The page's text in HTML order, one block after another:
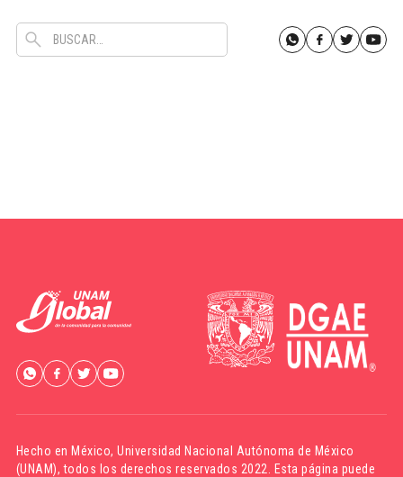
Hecho en México,Universidad Nacional Autónoma de México
(UNAM), todos los derechos reservados 2022. Esta página puede